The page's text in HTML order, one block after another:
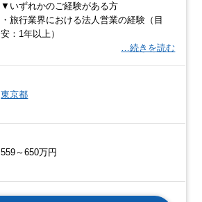
▼いずれかのご経験がある方
・旅行業界における法人営業の経験（目
安：1年以上）
…続きを読む
東京都
559～650万円